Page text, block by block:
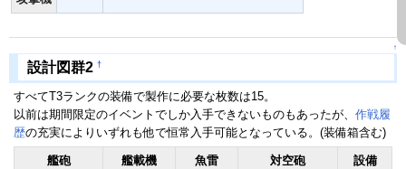
↑
設計図群2 †
すべてT3ランクの装備で製作に必要な枚数は15。
以前は期間限定のイベントでしか入手できないものもあったが、 作戦履
歴の充実によりいずれも他で恒常入手可能となっている。(装備箱含む)
艦砲 艦載機 魚雷 対空砲 設備